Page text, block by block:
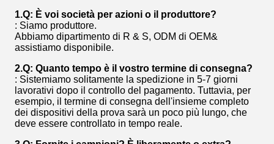
1.Q: È voi società per azioni o il produttore?
: Siamo produttore.
Abbiamo dipartimento di R & S, ODM di OEM&
assistiamo disponibile.
2.Q: Quanto tempo è il vostro termine di consegna?
: Sistemiamo solitamente la spedizione in 5-7 giorni
lavorativi dopo il controllo del pagamento. Tuttavia, per
esempio, il termine di consegna dell'insieme completo
dei dispositivi della prova sarà un poco più lungo, che
deve essere controllato in tempo reale.